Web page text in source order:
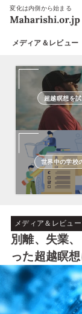
変化は内側から始まる
メディア＆レビュー
超越瞑想を
世界中の学校
メディア＆レビュー
別離、失業
った超越瞑